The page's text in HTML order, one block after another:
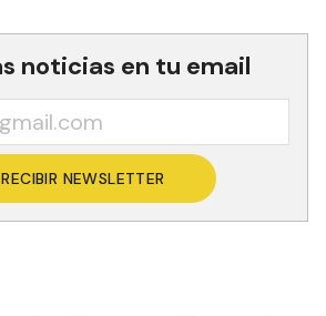
noticias en tu email
RECIBIR NEWSLETTER